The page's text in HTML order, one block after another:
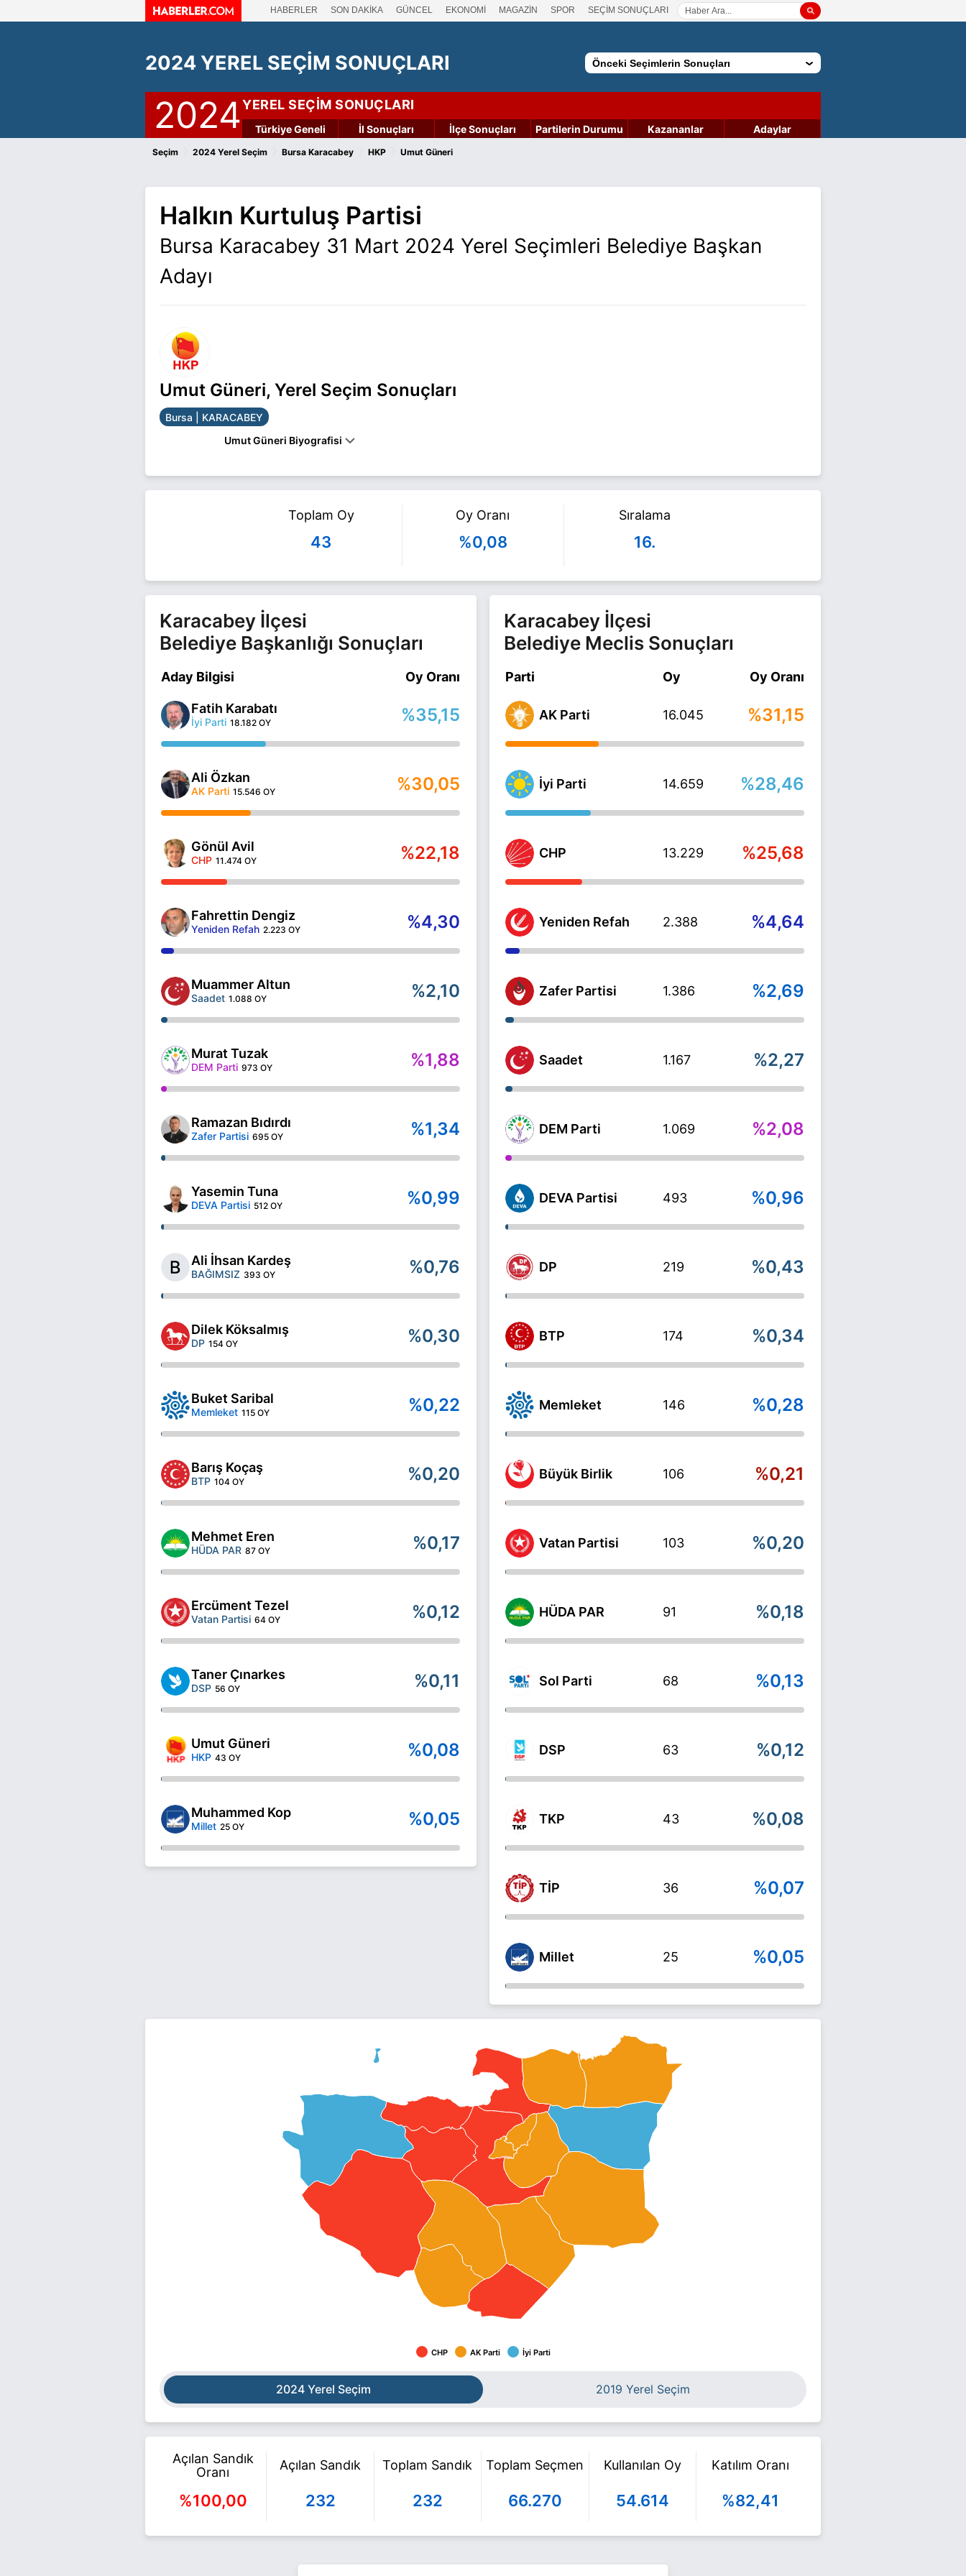
HABERLER SON DAKİKA GÜNCEL EKONOMİ MAGAZİN SPOR SEÇİM SONUÇLARI
2024 YEREL SEÇİM SONUÇLARI Önceki Seçimlerin Sonuçları
2024YEREL SEÇİM SONUÇLARI
Türkiye Geneli İl Sonuçları İlçe Sonuçları Partilerin Durumu Kazananlar Adaylar
Seçim 2024 Yerel Seçim Bursa Karacabey HKP Umut Güneri
Halkın Kurtuluş Partisi
Bursa Karacabey 31 Mart 2024 Yerel Seçimleri Belediye Başkan
Adayı
Umut Güneri, Yerel Seçim Sonuçları
Bursa | KARACABEY
Umut Güneri Biyografisi
Güneri ile ilgili daha fazla bilgi için
Umut Güneri Haberleri
Toplam Oy
43
Oy Oranı
%0,08
Sıralama
16.
Karacabey İlçesi
Belediye Başkanlığı Sonuçları
Aday Bilgisi Oy Oranı
Fatih Karabatı
İyi Parti 18.182 OY %35,15
Ali Özkan
AK Parti 15.546 OY %30,05
Gönül Avil
CHP 11.474 OY %22,18
Fahrettin Dengiz
Yeniden Refah 2.223 OY %4,30
Muammer Altun
Saadet 1.088 OY %2,10
Murat Tuzak
DEM Parti 973 OY %1,88
Ramazan Bıdırdı
Zafer Partisi 695 OY %1,34
Yasemin Tuna
DEVA Partisi 512 OY %0,99
Ali İhsan Kardeş
BAĞIMSIZ 393 OY %0,76
Dilek Köksalmış
DP 154 OY %0,30
Buket Saribal
Memleket 115 OY %0,22
Barış Koçaş
BTP 104 OY %0,20
Mehmet Eren
HÜDA PAR 87 OY %0,17
Ercüment Tezel
Vatan Partisi 64 OY %0,12
Taner Çınarkes
DSP 56 OY %0,11
Umut Güneri
HKP 43 OY %0,08
Muhammed Kop
Millet 25 OY %0,05
Karacabey İlçesi
Belediye Meclis Sonuçları
Parti Oy Oy Oranı
AK Parti 16.045 %31,15
İyi Parti 14.659 %28,46
CHP 13.229 %25,68
Yeniden Refah 2.388 %4,64
Zafer Partisi 1.386 %2,69
Saadet 1.167 %2,27
DEM Parti 1.069 %2,08
DEVA Partisi 493 %0,96
DP 219 %0,43
BTP 174 %0,34
Memleket 146 %0,28
Büyük Birlik 106 %0,21
Vatan Partisi 103 %0,20
HÜDA PAR 91 %0,18
Sol Parti 68 %0,13
DSP 63 %0,12
TKP 43 %0,08
TİP 36 %0,07
Millet 25 %0,05
CHP AK Parti İyi Parti
2024 Yerel Seçim 2019 Yerel Seçim
Açılan Sandık
Oranı
%100,00
Açılan Sandık
232
Toplam Sandık
232
Toplam Seçmen
66.270
Kullanılan Oy
54.614
Katılım Oranı
%82,41